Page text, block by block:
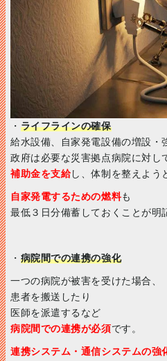
・ ライフラインの確保
給水設備、自家発電設備の増設・
政府は必要な災害拠点病院に対し
補助金を支給し、体制を整えよう
自家発電するための燃料も
最低３日分備蓄しておくことが明
・ 病院間での連携の強化
一つの病院が被害を受けた場合、
患者を搬送したり
医師を派遣するなど
病院間での連携が必須です。
連携システム・通信システムの強